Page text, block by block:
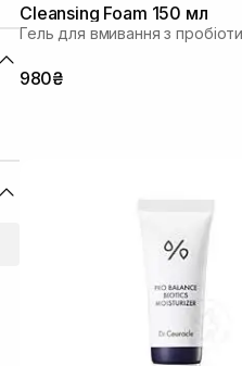
Cleansing Foam 150 мл
Гель для вмивання з
980₴